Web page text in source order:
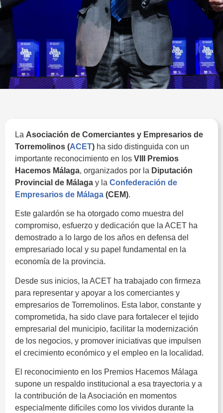
La Asociación de Comerciantes y Empresarios de
Torremolinos (ACET) ha sido distinguida con un
importante reconocimiento en los VIII Premios
Hacemos Málaga, organizados por la Diputación
Provincial de Málaga y la Confederación de
Empresarios de Málaga (CEM).
Este galardón se ha otorgado como muestra del
compromiso, esfuerzo y dedicación que la ACET ha
demostrado a lo largo de los años en defensa del
empresariado local y su papel fundamental en la
economía de la provincia.
Desde sus inicios, la ACET ha trabajado con firmeza
para representar y apoyar a los comerciantes y
empresarios de Torremolinos. Esta labor, constante y
comprometida, ha sido clave para fortalecer el tejido
empresarial del municipio, facilitar la modernización
de los negocios, y promover iniciativas que impulsen
el crecimiento económico y el empleo en la localidad.
El reconocimiento en los Premios Hacemos Málaga
supone un respaldo institucional a esa trayectoria y a
la contribución de la Asociación en momentos
especialmente difíciles como los vividos durante la